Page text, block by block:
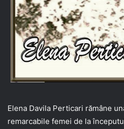
Elena Davila Perticari rămâne
remarcabile femei de la